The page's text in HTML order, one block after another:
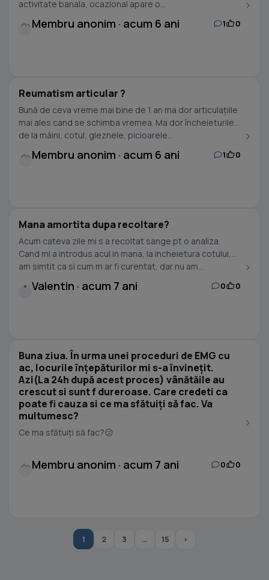
activitate banala, ocazional apare o...
Membru anonim · acum 6 ani 1 0
Reumatism articular ?
Bună de ceva vreme mai bine de 1 an ma dor articulațiile
mai ales cand se schimba vremea. Ma dor încheieturile
de la mâini, cotul, gleznele, picioarele...
Membru anonim · acum 6 ani 1 0
Mana amortita dupa recoltare?
Acum cateva zile mi s a recoltat sange pt o analiza.
Cand mi a introdus acul in mana, la incheietura cotului,
am simtit ca si cum m ar fi curentat, dar nu am...
V Valentin · acum 7 ani 0 0
Buna ziua. În urma unei proceduri de EMG cu
ac, locurile înțepăturilor mi s-a învinețit.
Azi(La 24h după acest proces) vânătăile au
crescut si sunt f dureroase. Care credeti ca
poate fi cauza si ce ma sfătuiți să fac. Va
multumesc?
Ce ma sfătuiți să fac?😕
Membru anonim · acum 7 ani 0 0
1 2 3 … 15 ›